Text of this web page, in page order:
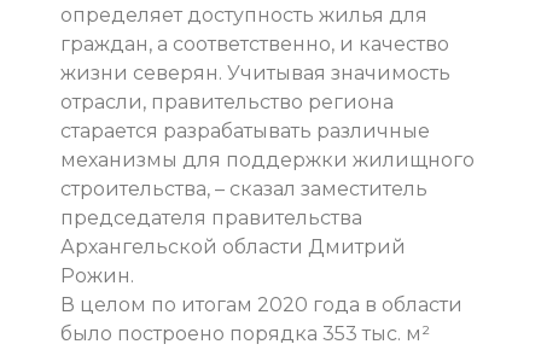
определяет доступность жилья для
граждан, а соответственно, и качество
жизни северян. Учитывая значимость
отрасли, правительство региона
старается разрабатывать различные
механизмы для поддержки жилищного
строительства, – сказал заместитель
председателя правительства
Архангельской области Дмитрий
Рожин.
В целом по итогам 2020 года в области
было построено порядка 353 тыс. м²